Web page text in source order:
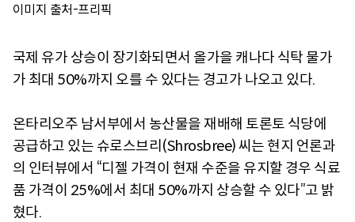
이미지 출처-프리픽
국제 유가 상승이 장기화되면서 올가을 캐나다 식탁 물가
가 최대 50%까지 오를 수 있다는 경고가 나오고 있다.
온타리오주 남서부에서 농산물을 재배해 토론토 식당에
공급하고 있는 슈로스브리(Shrosbree) 씨는 현지 언론과
의 인터뷰에서 “디젤 가격이 현재 수준을 유지할 경우 식료
품 가격이 25%에서 최대 50%까지 상승할 수 있다”고 밝
혔다.